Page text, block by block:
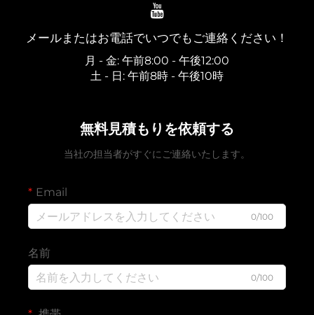
メールまたはお電話でいつでもご連絡ください！
月 - 金: 午前8:00 - 午後12:00
土 - 日: 午前8時 - 午後10時
無料見積もりを依頼する
当社の担当者がすぐにご連絡いたします。
Email
0/100
名前
0/100